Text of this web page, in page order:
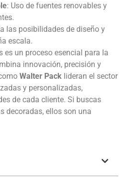
: Uso de fuentes renovables y
las posibilidades de diseño y
escala.
un proceso esencial para la
innovación, precisión y
Walter Pack lideran el sector
y personalizadas,
de cada cliente. Si buscas
decoradas, ellos son una